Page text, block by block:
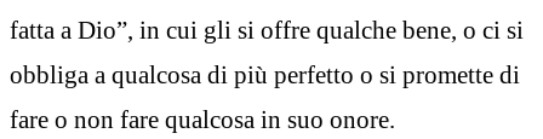
fatta a Dio”, in cui gli si offre qualche bene, o ci si
obbliga a qualcosa di più perfetto o si promette di
fare o non fare qualcosa in suo onore.